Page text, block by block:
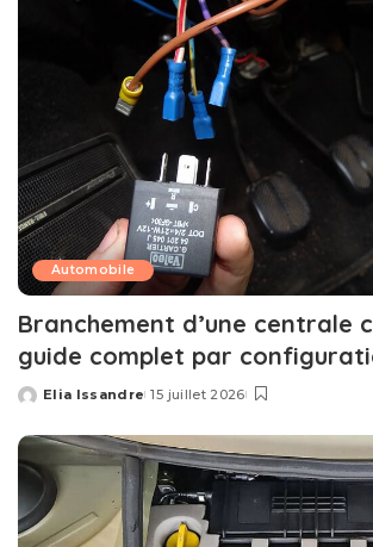
Automobile
Branchement d’une centrale
guide complet par
Posted
Elia Issandre 15 juillet 2026